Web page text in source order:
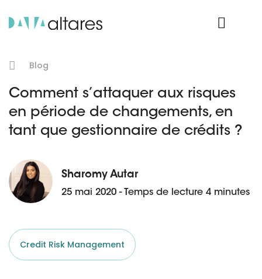
Blog
Comment s’attaquer aux risques
en période de changements, en
tant que gestionnaire de crédits ?
Sharomy Autar
25 mai 2020 - Temps de lecture 4 minutes
Credit Risk Management